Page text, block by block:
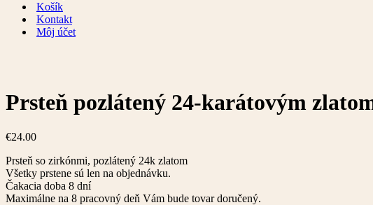
Košík
Kontakt
Môj účet
Prsteň pozlátený 24-karátovým
€24.00
Prsteň so zirkónmi, pozlátený 24k zlatom
Všetky prstene sú len na objednávku.
Čakacia doba 8 dní
Maximálne na 8 pracovný deň Vám bude tovar doručený.